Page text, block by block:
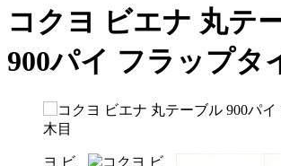
コクヨ ビエナ 丸テ
900パイ フラップタ